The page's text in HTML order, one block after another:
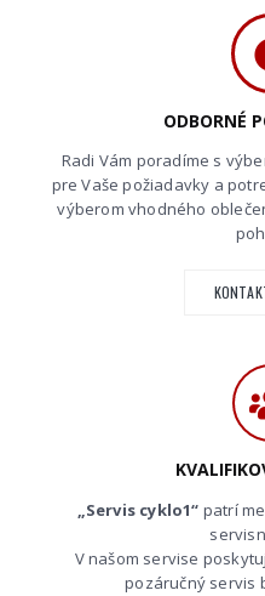
ODBORNÉ
Radi Vám poradíme s
pre Vaše požiadavky a
výberom vhodného
„Servis cyklo1“ patrí
V našom servise
pozáručný servis